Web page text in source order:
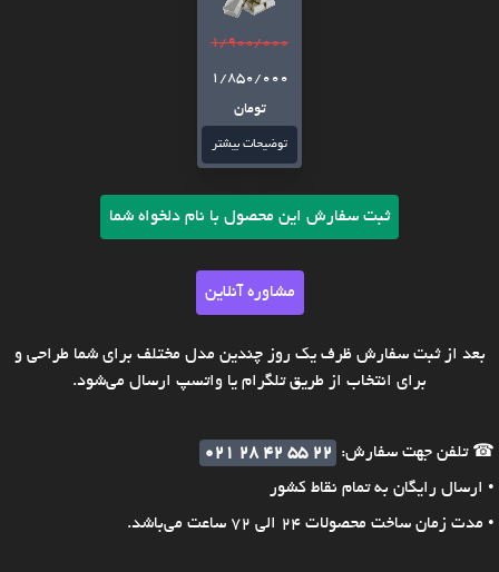
1/900/000
1/850/000
تومان
توضیحات بیشتر
ثبت سفارش این محصول با نام دلخواه شما
مشاوره آنلاین
بعد از ثبت سفارش ظرف یک روز چندین مدل مختلف برای شما طراحی و
برای انتخاب از طریق تلگرام یا واتسپ ارسال می‌شود.
☎ تلفن جهت سفارش:
021 28 42 55 22
• ارسال رایگان به تمام نقاط کشور
• مدت زمان ساخت محصولات 24 الی 72 ساعت می‌باشد.